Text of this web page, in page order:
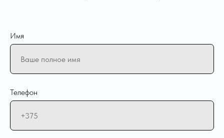
Имя
Телефон